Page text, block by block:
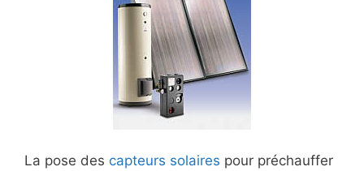
La pose des capteurs solaires pour préchauffer